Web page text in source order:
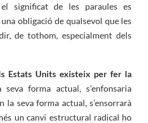
significat de les paraules es
obligació de qualsevol que les
de tothom, especialment dels
Estats Units existeix per fer la
forma actual, s’enfonsaria
la seva forma actual, s’ensorrarà
un canvi estructural radical ho